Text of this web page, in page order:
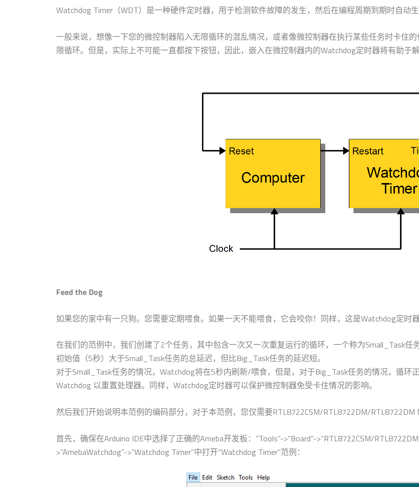
Watchdog Timer（WDT）是一种硬件定时器，用于检测软件故障的发生，然后在编程周期到期时自动
一般来说，想像一下您的微控制器陷入无限循环的混乱情况，或者像微控制器在执行某些任务时卡住
限循环。但是，实际上不可能一直都按下按钮，因此，嵌入在微控制器内的Watchdog定时器将有助于解
Feed the Dog
如果您的家中有一只狗。您需要定期喂食。如果一天不能喂食，它会咬你！同样，这是Watchdog定时
在我们的范例中，我们创建了2个任务，其中包含一次又一次重复运行的循环，一个称为Small_Task
初始值（5秒）大于Small_Task任务的总延迟，但比Big_Task任务的延迟短。
对于Small_Task任务的情况，Watchdog将在5秒内刷新/喂食，但是，对于Big_Task任务的情况，循
Watchdog 以重置处理器。同样，Watchdog定时器可以保护微控制器免受卡住情况的影响。
然后我们开始说明本范例的编码部分，对于本范例，您仅需要RTL8722CSM/RTL8722DM/RTL8722DM
首先，确保在Arduino IDE中选择了正确的Ameba开发板：“Tools”->“Board”->“RTL8722CSM/
>“AmebaWatchdog”->“Watchdog Timer”中打开“Watchdog Timer”范例：